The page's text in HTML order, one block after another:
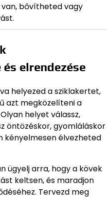
bővítheted vagy
elrendezése
helyezed a sziklakertet,
azt megközelíteni a
helyet válassz,
öntözéskor, gyomláláskor
kényelmesen élvezheted
ügyelj arra, hogy a kövek
keltsen, és maradjon
Tervezd meg